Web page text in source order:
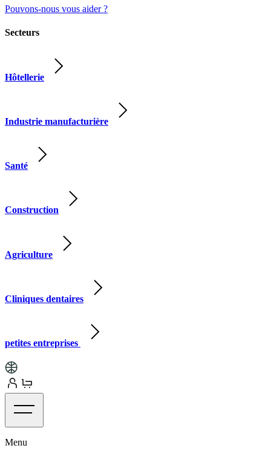
Pouvons-nous vous aider ?
Secteurs
Hôtellerie
Industrie manufacturière
Santé
Construction
Agriculture
Cliniques dentaires
petites entreprises
Menu